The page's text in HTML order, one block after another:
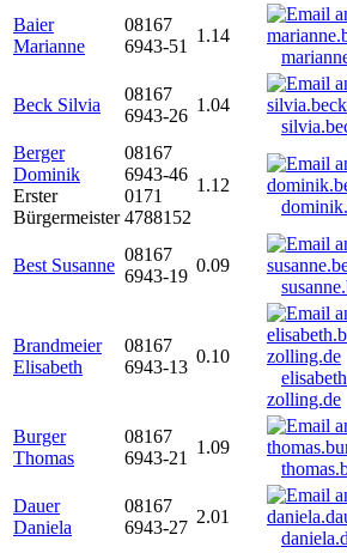
Baier
Marianne
08167
6943-51
1.14
Beck Silvia
08167
6943-26
1.04
Berger
Dominik
Erster
Bürgermeister
08167
6943-46
0171
4788152
1.12
Best Susanne
08167
6943-19
0.09
Brandmeier
Elisabeth
08167
6943-13
0.10
zolling.de
Burger
Thomas
08167
6943-21
1.09
Dauer
Daniela
08167
6943-27
2.01